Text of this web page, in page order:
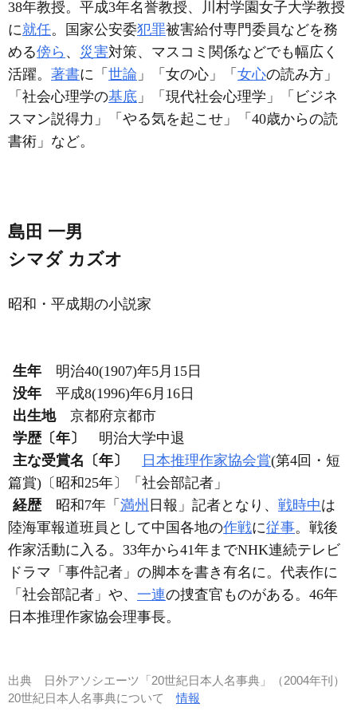
38年教授。平成3年名誉教授、川村学園女子大学教授
に就任。国家公安委犯罪被害給付専門委員などを務
める傍ら 、 災害対策、マスコミ関係などでも幅広く
活躍。 著書に「 世論 」「女の心」「 女心の読み方」
「社会心理学の基底 」「現代社会心理学」「ビジネ
スマン説得力」「やる気を起こせ」「40歳からの読
書術」など。
島田 一男
シマダ カズオ
昭和・平成期の小説家
生年
明治40(1907)年5月15日
没年
平成8(1996)年6月16日
出生地
京都府京都市
学歴〔年〕
明治大学中退
主な受賞名〔年〕
日本推理作家協会賞(第4回・短
篇賞)〔昭和25年〕「社会部記者」
経歴
昭和7年「 満州 日報」記者となり、 戦時中は
陸海軍報道班員として中国各地の作戦に従事。戦後
作家活動に入る。33年から41年までNHK連続テレビ
ドラマ「事件記者」の脚本を書き有名に。代表作に
「社会部記者」や、 一連の捜査官ものがある。46年
日本推理作家協会理事長。
出典
日外アソシエーツ「20世紀日本人名事典」（2004年刊）
20世紀日本人名事典について情報